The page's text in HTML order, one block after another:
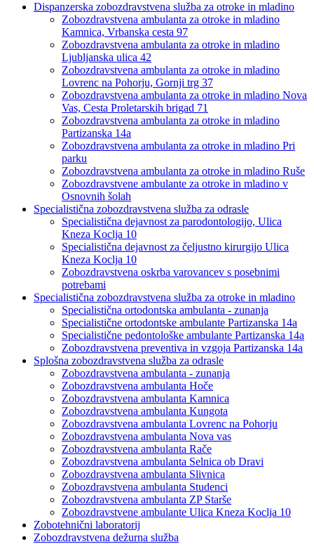
Dispanzerska zobozdravstvena služba za otroke in mladino
Zobozdravstvena ambulanta za otroke in mladino
Kamnica, Vrbanska cesta 97
Zobozdravstvena ambulanta za otroke in mladino
Ljubljanska ulica 42
Zobozdravstvena ambulanta za otroke in mladino
Lovrenc na Pohorju, Gornji trg 37
Zobozdravstvena ambulanta za otroke in mladino Nova
Vas, Cesta Proletarskih brigad 71
Zobozdravstvena ambulanta za otroke in mladino
Partizanska 14a
Zobozdravstvena ambulanta za otroke in mladino Pri
parku
Zobozdravstvena ambulanta za otroke in mladino Ruše
Zobozdravstvene ambulante za otroke in mladino v
Osnovnih šolah
Specialistična zobozdravstvena služba za odrasle
Specialistična dejavnost za parodontologijo, Ulica
Kneza Koclja 10
Specialistična dejavnost za čeljustno kirurgijo Ulica
Kneza Koclja 10
Zobozdravstvena oskrba varovancev s posebnimi
potrebami
Specialistična zobozdravstvena služba za otroke in mladino
Specialistična ortodontska ambulanta - zunanja
Specialistične ortodontske ambulante Partizanska 14a
Specialistične pedontološke ambulante Partizanska 14a
Zobozdravstvena preventiva in vzgoja Partizanska 14a
Splošna zobozdravstvena služba za odrasle
Zobozdravstvena ambulanta - zunanja
Zobozdravstvena ambulanta Hoče
Zobozdravstvena ambulanta Kamnica
Zobozdravstvena ambulanta Kungota
Zobozdravstvena ambulanta Lovrenc na Pohorju
Zobozdravstvena ambulanta Nova vas
Zobozdravstvena ambulanta Rače
Zobozdravstvena ambulanta Selnica ob Dravi
Zobozdravstvena ambulanta Slivnica
Zobozdravstvena ambulanta Studenci
Zobozdravstvena ambulanta ZP Starše
Zobozdravstvene ambulante Ulica Kneza Koclja 10
Zobotehnični laboratorij
Zobozdravstvena dežurna služba